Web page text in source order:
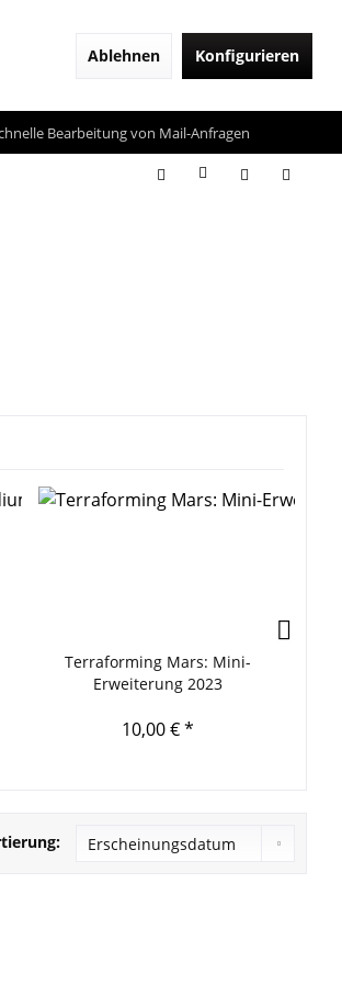
Ablehnen Konfigurieren
Bearbeitung von Mail-Anfragen
Terraforming Mars: Mini-
Erweiterung 2023
10,00 € *